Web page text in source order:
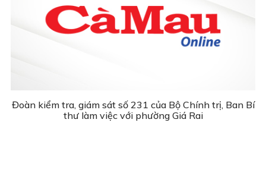
Đoàn kiểm tra, giám sát số 231 của Bộ Chính trị, Ban Bí
thư làm việc với phường Giá Rai